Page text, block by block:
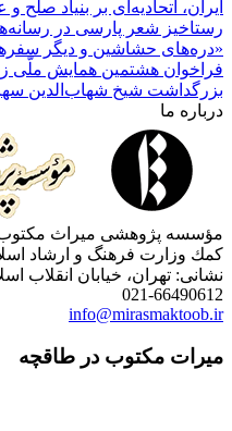
ایران، اتحادیه‌ای بر بنیاد
رستاخیز شعر پارسی در
«دره‌های حشاشین و دیگر
فراخوان هشتمین همایش ملّی
بزرگداشت شیخ شهاب‌الدین
درباره ما
كمك وزارت فرهنگ و ارشاد
نشانی: تهران، خیابان انقلاب اسلامی، بین
021-66490612
info@mirasmaktoob.ir
میرات مکتوب در طاقچه